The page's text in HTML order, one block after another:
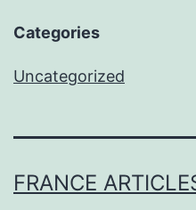
Categories
Uncategorized
FRANCE